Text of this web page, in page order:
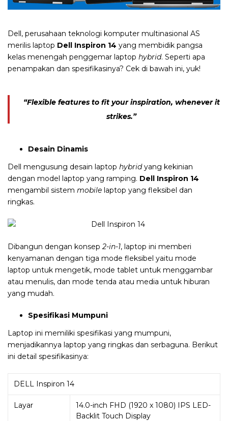
Dell, perusahaan teknologi komputer multinasional AS
merilis laptop Dell Inspiron 14 yang membidik pangsa
kelas menengah penggemar laptop hybrid. Seperti apa
penampakan dan spesifikasinya? Cek di bawah ini, yuk!
“Flexible features to fit your inspiration, whenever it
strikes.”
Desain Dinamis
Dell mengusung desain laptop hybridyang kekinian
dengan model laptop yang ramping. Dell Inspiron 14
mengambil sistem mobile laptop yang fleksibel dan
ringkas.
Dibangun dengan konsep2-in-1, laptop ini memberi
kenyamanan dengan tiga mode fleksibel yaitu mode
laptop untuk mengetik, mode tablet untuk menggambar
atau menulis, dan mode tenda atau media untuk hiburan
yang mudah.
Spesifikasi Mumpuni
Laptop ini memiliki spesifikasi yang mumpuni,
menjadikannya laptop yang ringkas dan serbaguna. Berikut
ini detail spesifikasinya:
DELL Inspiron 14
Layar
14.0-inch FHD (1920 x 1080) IPS LED-
Backlit Touch Display